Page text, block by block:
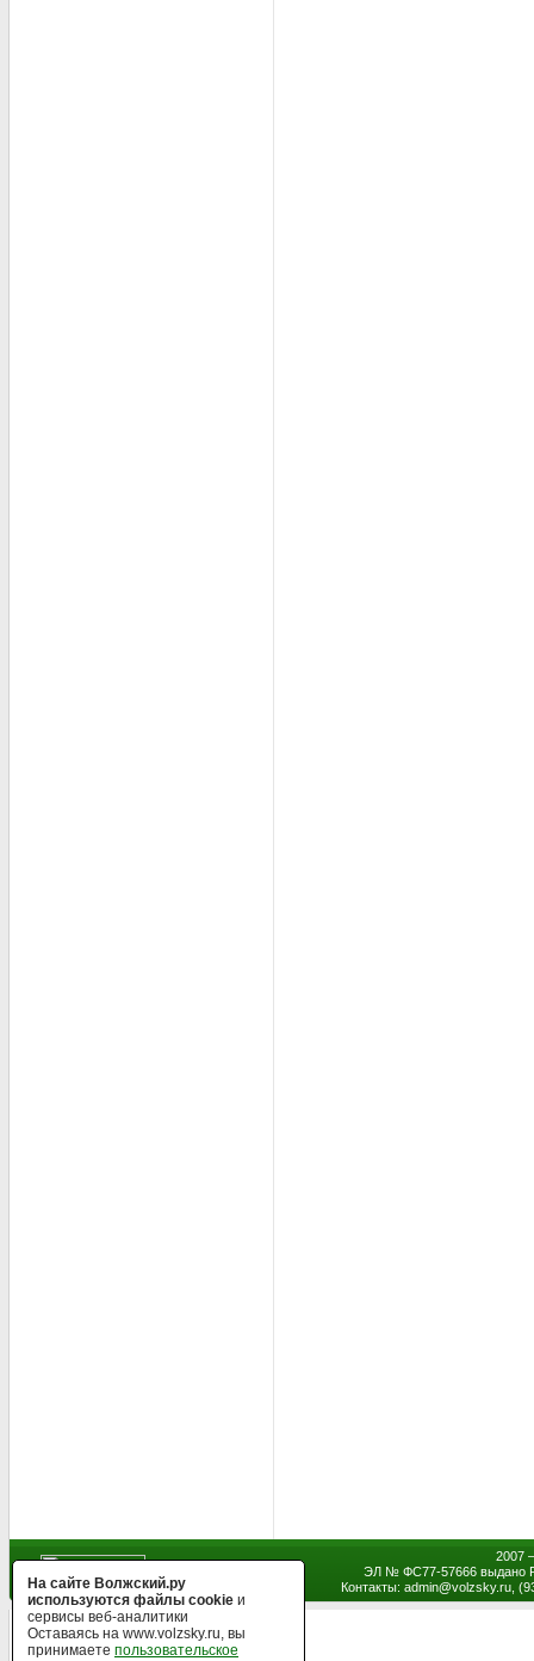
2007
ЭЛ № ФС77-57666 выдано
Контакты: admin@volzsky.ru,
На сайте Волжский.ру
используются файлы cookie и
сервисы веб-аналитики
Оставаясь на www.volzsky.ru, вы
принимаете пользовательское